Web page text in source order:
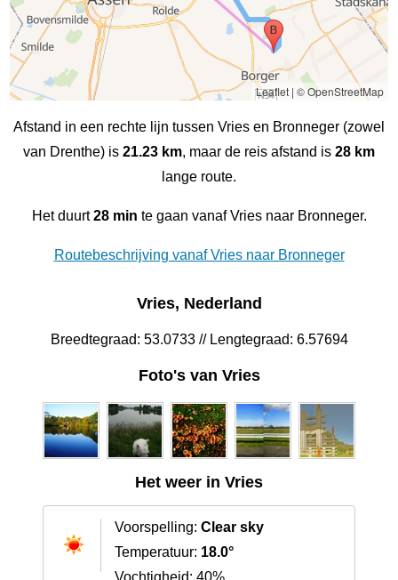
Leaflet| © OpenStreetMap
Afstand in een rechte lijn tussen Vries en Bronneger (zowel
van Drenthe) is 21.23 km, maar de reis afstand is 28 km
lange route.
Het duurt28 min te gaan vanaf Vries naar Bronneger.
Routebeschrijving vanaf Vries naar Bronneger
Vries, Nederland
Breedtegraad: 53.0733 // Lengtegraad: 6.57694
Foto's van Vries
Het weer in Vries
Voorspelling: Clear sky
Temperatuur: 18.0°